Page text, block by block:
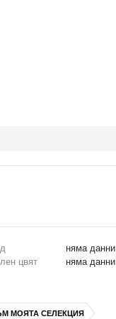
няма данни
цвят
няма данни
МОЯТА СЕЛЕКЦИЯ